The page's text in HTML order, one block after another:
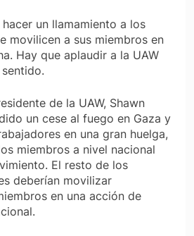
un llamamiento a los
movilicen a sus miembros en
Hay que aplaudir a la UAW
de la UAW, Shawn
un cese al fuego en Gaza y
en una gran huelga,
miembros a nivel nacional
El resto de los
deberían movilizar
en una acción de